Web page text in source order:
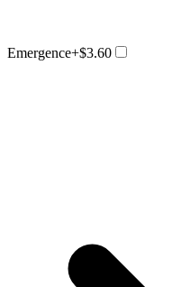
Emergence+$3.60